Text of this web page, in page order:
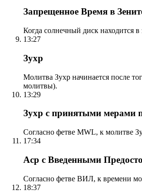
Запрещенное Время в
Когда солнечный диск находится
13:27
Зухр
Молитва Зухр начинается после
молитвы).
13:29
Зухр с принятыми мерами
Согласно фетве MWL, к молитве
17:34
Аср с Введенными
Согласно фетве ВИЛ, к времени
18:37